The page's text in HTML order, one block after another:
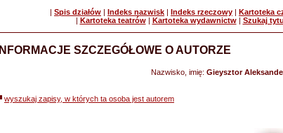
| Spis działów | Indeks nazwisk | Indeks rzeczowy | Kartoteka
| Kartoteka teatrów| Kartoteka wydawnictw| Szukaj
INFORMACJE SZCZEGÓŁOWE O AUTORZE
Nazwisko, imię: Gieysztor
wyszukaj zapisy, w których ta osoba jest autorem